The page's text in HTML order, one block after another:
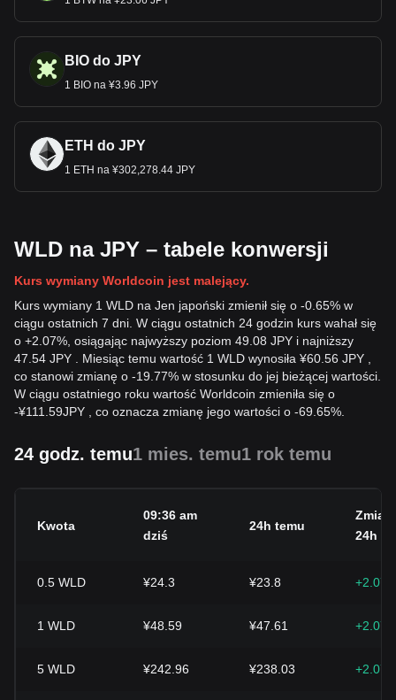
BIO do JPY
1 BIO na ¥3.96 JPY
ETH do JPY
1 ETH na ¥302,278.44 JPY
WLD na JPY – tabele konwersji
Kurs wymiany Worldcoin jest malejący.
Kurs wymiany 1 WLD na Jen japoński zmienił się o -0.65% w
ciągu ostatnich 7 dni. W ciągu ostatnich 24 godzin kurs wahał się
o +2.07%, osiągając najwyższy poziom 49.08 JPY i najniższy
47.54 JPY . Miesiąc temu wartość 1 WLD wynosiła ¥60.56 JPY ,
co stanowi zmianę o -19.77% w stosunku do jej bieżącej wartości.
W ciągu ostatniego roku wartość Worldcoin zmieniła się o
-¥111.59JPY , co oznacza zmianę jego wartości o -69.65%.
24 godz. temu1 mies. temu1 rok temu
Kwota
09:36 am
dziś
24h temu
24h
0.5 WLD ¥24.3 ¥23.8
1 WLD ¥48.59 ¥47.61
5 WLD ¥242.96 ¥238.03